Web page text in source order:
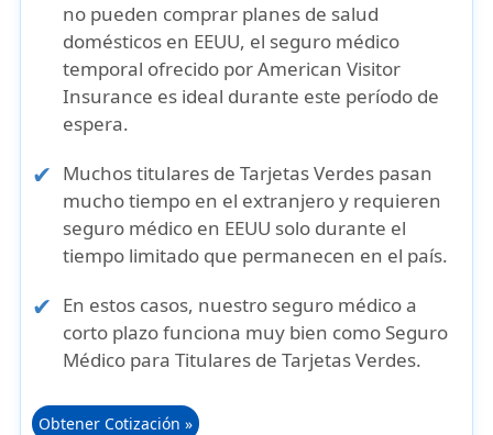
no pueden comprar planes de salud
domésticos en EEUU, el seguro médico
temporal ofrecido por American Visitor
Insurance es ideal durante este período de
espera.
Muchos titulares de Tarjetas Verdes pasan
mucho tiempo en el extranjero y requieren
seguro médico en EEUU solo durante el
tiempo limitado que permanecen en el país.
En estos casos, nuestro seguro médico a
corto plazo funciona muy bien como Seguro
Médico para Titulares de Tarjetas Verdes.
Obtener Cotización »